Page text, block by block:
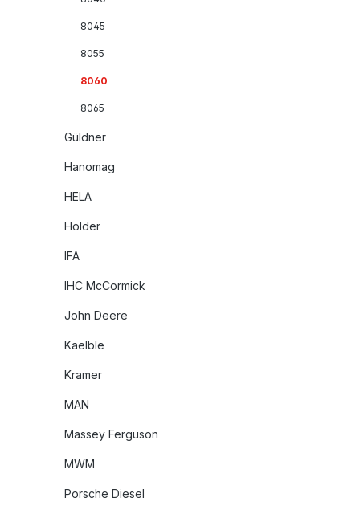
8045
8055
8060
8065
Güldner
Hanomag
HELA
Holder
IFA
IHC McCormick
John Deere
Kaelble
Kramer
MAN
Massey Ferguson
MWM
Porsche Diesel